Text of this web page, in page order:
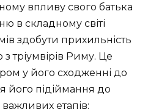
впливу свого батька
в складному світі
здобути прихильність
тріумвірів Риму. Це
у його сходженні до
його підіймання до
етапів: